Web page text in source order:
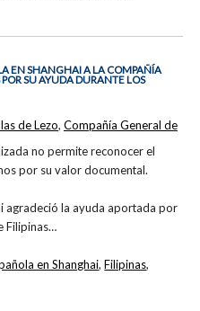
EN SHANGHAI A LA COMPAÑÍA
SU AYUDA DURANTE LOS
no permite reconocer el
por su valor documental.
agradeció la ayuda aportada por
Filipinas…
de Lezo, Compañía General de
en Shanghai,Filipinas,